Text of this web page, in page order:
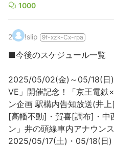
1000
2. !slip 9f-xzk-Cx-rpa
■今後のスケジュール一覧
2025/05/02(金)～05/18(日)
VE」開催記念！「京王電鉄
ン企画 駅構内告知放送(井
[高幡不動]・賀喜[調布]・中
ン」井の頭線車内アナウン
2025/05/17(土)・05/18(日)